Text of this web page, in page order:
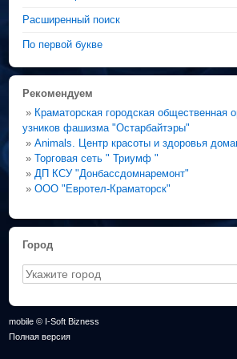
Расширенный поиск
По первой букве
Рекомендуем
» Краматорская городская общественная
узников фашизма "Остарбайтэры"
»Animals. Центр красоты и здоровья
»Торговая сеть " Триумф "
» ДП КСУ "Донбассдомнаремонт"
»ООО "Евротел-Краматорск"
Город
mobile © I-Soft Bizness
Полная версия